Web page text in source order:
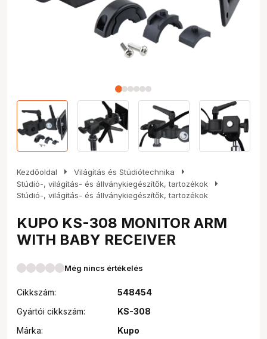
Kezdőoldal arrow_right Világítás és Stúdiótechnika arrow_right
Stúdió-, világítás- és állványkiegészítők, tartozékok arrow_right
Stúdió-, világítás- és állványkiegészítők, tartozékok
KUPO KS-308 MONITOR ARM
WITH BABY RECEIVER
Még nincs értékelés
Cikkszám:
548454
Gyártói cikkszám:
KS-308
Márka:
Kupo